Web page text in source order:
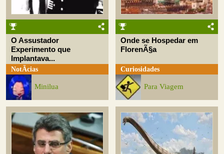
O Assustador
Experimento que
Implantava...
NotÃ­cias
Minilua
Onde se Hospedar em
FlorenÃ§a
Curiosidades
Para Viagem